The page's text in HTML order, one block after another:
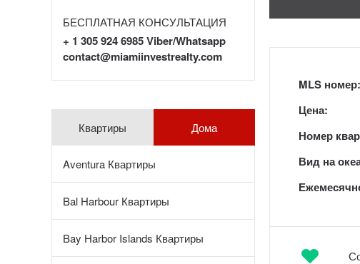
БЕСПЛАТНАЯ КОНСУЛЬТАЦИЯ
+ 1 305 924 6985 Viber/Whatsapp
contact@miamiinvestrealty.com
Квартиры
Aventura Квартиры
Bal Harbour Квартиры
Bay Harbor Islands Квартиры
Дома
MLS номер:
Цена:
Номер
Вид на